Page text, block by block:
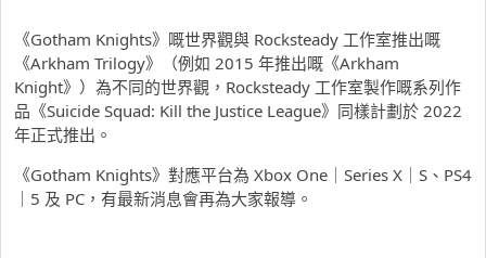
《Gotham Knights》嘅世界觀與 Rocksteady 工作室推出嘅
《Arkham Trilogy》（例如 2015 年推出嘅《Arkham
Knight》）為不同的世界觀，Rocksteady 工作室製作嘅系列作
品《Suicide Squad: Kill the Justice League》同樣計劃於 2022
年正式推出。
《Gotham Knights》對應平台為 Xbox One｜Series X｜S、PS4
｜5 及 PC，有最新消息會再為大家報導。